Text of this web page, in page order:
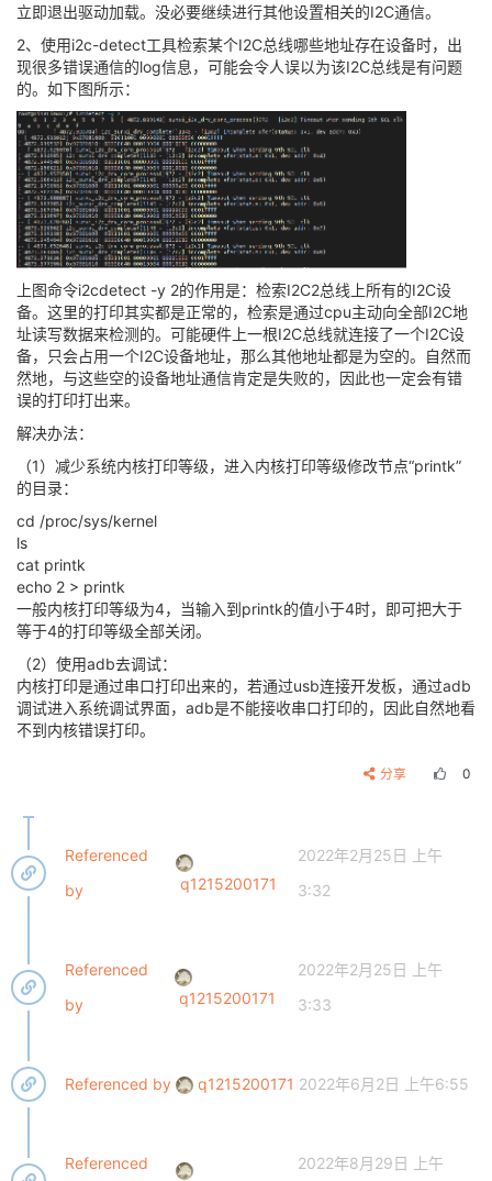
立即退出驱动加载。没必要继续进行其他设置相关的I2C通信。
2、使用i2c-detect工具检索某个I2C总线哪些地址存在设备时，出
现很多错误通信的log信息，可能会令人误以为该I2C总线是有问题
的。如下图所示：
上图命令i2cdetect -y 2的作用是：检索I2C2总线上所有的I2C设
备。这里的打印其实都是正常的，检索是通过cpu主动向全部I2C地
址读写数据来检测的。可能硬件上一根I2C总线就连接了一个I2C设
备，只会占用一个I2C设备地址，那么其他地址都是为空的。自然而
然地，与这些空的设备地址通信肯定是失败的，因此也一定会有错
误的打印打出来。
解决办法：
（1）减少系统内核打印等级，进入内核打印等级修改节点“printk”
的目录：
cd /proc/sys/kernel
ls
cat printk
echo 2 > printk
一般内核打印等级为4，当输入到printk的值小于4时，即可把大于
等于4的打印等级全部关闭。
（2）使用adb去调试：
内核打印是通过串口打印出来的，若通过usb连接开发板，通过adb
调试进入系统调试界面，adb是不能接收串口打印的，因此自然地看
不到内核错误打印。
分享 0
Referenced
by
q1215200171
2022年2月25日 上午
3:32
Referenced
by
q1215200171
2022年2月25日 上午
3:33
Referenced by q1215200171 2022年6月2日 上午6:55
Referenced 2022年8月29日 上午